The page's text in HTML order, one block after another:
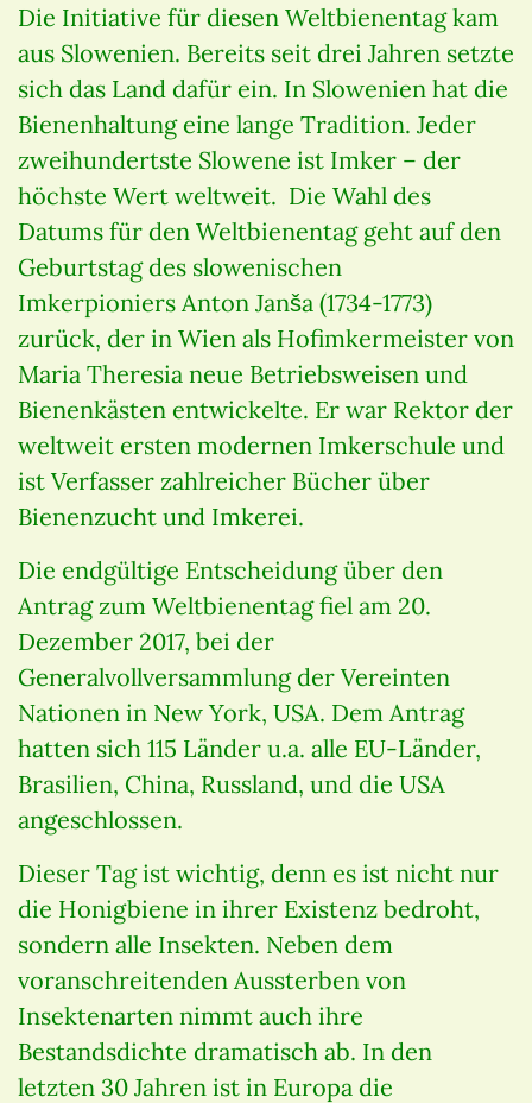
Die Initiative für diesen Weltbienentag kam
aus Slowenien. Bereits seit drei Jahren setzte
sich das Land dafür ein. In Slowenien hat die
Bienenhaltung eine lange Tradition. Jeder
zweihundertste Slowene ist Imker – der
höchste Wert weltweit. Die Wahl des
Datums für den Weltbienentag geht auf den
Geburtstag des slowenischen
Imkerpioniers Anton Janša (1734-1773)
zurück, der in Wien als Hofimkermeister von
Maria Theresia neue Betriebsweisen und
Bienenkästen entwickelte. Er war Rektor der
weltweit ersten modernen Imkerschule und
ist Verfasser zahlreicher Bücher über
Bienenzucht und Imkerei.
Die endgültige Entscheidung über den
Antrag zum Weltbienentag fiel am 20.
Dezember 2017, bei der
Generalvollversammlung der Vereinten
Nationen in New York, USA. Dem Antrag
hatten sich 115 Länder u.a. alle EU-Länder,
Brasilien, China, Russland, und die USA
angeschlossen.
Dieser Tag ist wichtig, denn es ist nicht nur
die Honigbiene in ihrer Existenz bedroht,
sondern alle Insekten. Neben dem
voranschreitenden Aussterben von
Insektenarten nimmt auch ihre
Bestandsdichte dramatisch ab. In den
letzten 30 Jahren ist in Europa die